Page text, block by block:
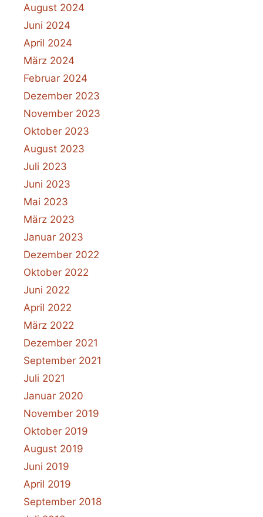
August 2024
Juni 2024
April 2024
März 2024
Februar 2024
Dezember 2023
November 2023
Oktober 2023
August 2023
Juli 2023
Juni 2023
Mai 2023
März 2023
Januar 2023
Dezember 2022
Oktober 2022
Juni 2022
April 2022
März 2022
Dezember 2021
September 2021
Juli 2021
Januar 2020
November 2019
Oktober 2019
August 2019
Juni 2019
April 2019
September 2018